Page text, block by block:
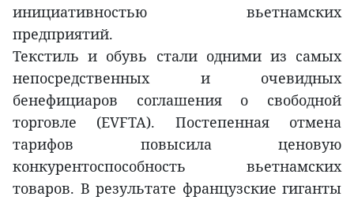
инициативностью вьетнамских
предприятий.
Текстиль и обувь стали одними из самых
непосредственных и очевидных
бенефициаров соглашения о свободной
торговле (EVFTA). Постепенная отмена
тарифов повысила ценовую
конкурентоспособность вьетнамских
товаров. В результате французские гиганты